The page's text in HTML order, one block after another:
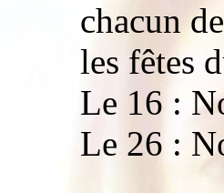
chacun
les fêtes
Le 16 :
Le 26 :